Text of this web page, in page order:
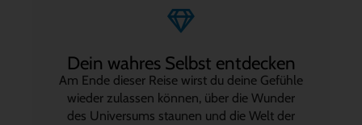
Dein wahres Selbst entdecken
Am Ende dieser Reise wirst du deine Gefühle
wieder zulassen können, über die Wunder
des Universums staunen und die Welt der